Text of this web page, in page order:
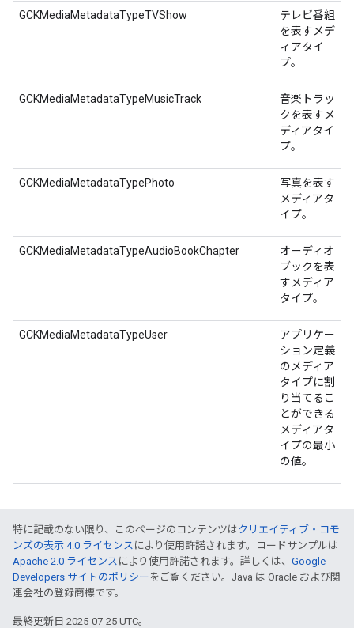
GCKMediaMetadataTypeTVShow
テレビ番組
を表すメデ
ィアタイ
プ。
GCKMediaMetadataTypeMusicTrack
音楽トラッ
クを表すメ
ディアタイ
プ。
GCKMediaMetadataTypePhoto
写真を表す
メディアタ
イプ。
GCKMediaMetadataTypeAudioBookChapter
オーディオ
ブックを表
すメディア
タイプ。
GCKMediaMetadataTypeUser
アプリケー
ション定義
のメディア
タイプに割
り当てるこ
とができる
メディアタ
イプの最小
の値。
特に記載のない限り、このページのコンテンツはクリエイティブ・コモ
ンズの表示 4.0 ライセンス により使用許諾されます。コードサンプルは
Apache 2.0 ライセンス により使用許諾されます。詳しくは、 Google
Developers サイトのポリシー をご覧ください。Java は Oracle および関
連会社の登録商標です。
最終更新日 2025-07-25 UTC。